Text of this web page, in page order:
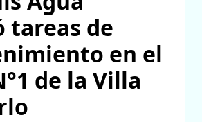
tareas de
en el
de la Villa